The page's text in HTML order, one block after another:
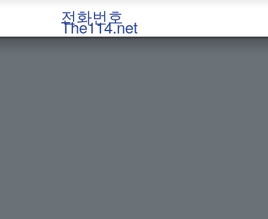
전화번호
The114.net